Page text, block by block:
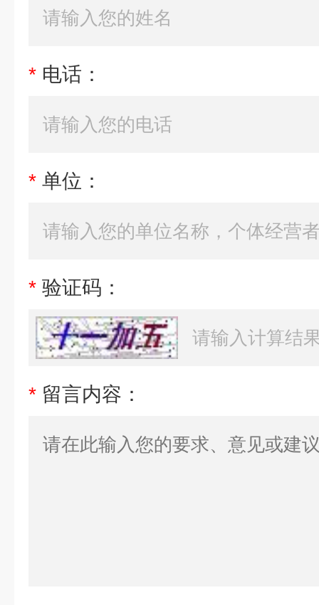
* 电话：
* 单位：
* 验证码：
* 留言内容：